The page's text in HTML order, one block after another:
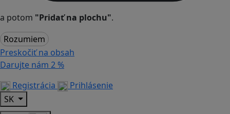
a potom "Pridať na plochu".
Rozumiem
Preskočiť na obsah
Darujte nám 2 %
Registrácia
Prihlásenie
SK